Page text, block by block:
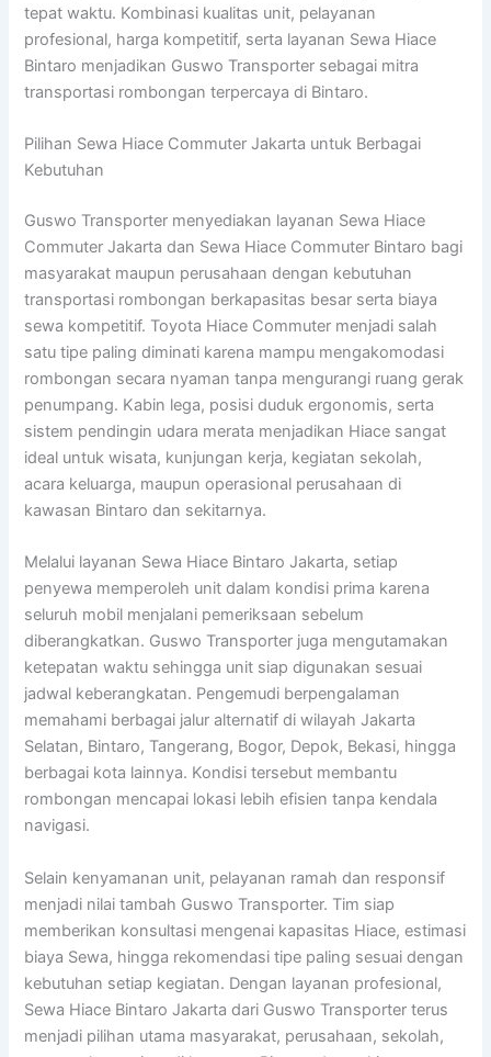
tepat waktu. Kombinasi kualitas unit, pelayanan
profesional, harga kompetitif, serta layanan Sewa Hiace
Bintaro menjadikan Guswo Transporter sebagai mitra
transportasi rombongan terpercaya di Bintaro.
Pilihan Sewa Hiace Commuter Jakarta untuk Berbagai
Kebutuhan
Guswo Transporter menyediakan layanan Sewa Hiace
Commuter Jakarta dan Sewa Hiace Commuter Bintaro bagi
masyarakat maupun perusahaan dengan kebutuhan
transportasi rombongan berkapasitas besar serta biaya
sewa kompetitif. Toyota Hiace Commuter menjadi salah
satu tipe paling diminati karena mampu mengakomodasi
rombongan secara nyaman tanpa mengurangi ruang gerak
penumpang. Kabin lega, posisi duduk ergonomis, serta
sistem pendingin udara merata menjadikan Hiace sangat
ideal untuk wisata, kunjungan kerja, kegiatan sekolah,
acara keluarga, maupun operasional perusahaan di
kawasan Bintaro dan sekitarnya.
Melalui layanan Sewa Hiace Bintaro Jakarta, setiap
penyewa memperoleh unit dalam kondisi prima karena
seluruh mobil menjalani pemeriksaan sebelum
diberangkatkan. Guswo Transporter juga mengutamakan
ketepatan waktu sehingga unit siap digunakan sesuai
jadwal keberangkatan. Pengemudi berpengalaman
memahami berbagai jalur alternatif di wilayah Jakarta
Selatan, Bintaro, Tangerang, Bogor, Depok, Bekasi, hingga
berbagai kota lainnya. Kondisi tersebut membantu
rombongan mencapai lokasi lebih efisien tanpa kendala
navigasi.
Selain kenyamanan unit, pelayanan ramah dan responsif
menjadi nilai tambah Guswo Transporter. Tim siap
memberikan konsultasi mengenai kapasitas Hiace, estimasi
biaya Sewa, hingga rekomendasi tipe paling sesuai dengan
kebutuhan setiap kegiatan. Dengan layanan profesional,
Sewa Hiace Bintaro Jakarta dari Guswo Transporter terus
menjadi pilihan utama masyarakat, perusahaan, sekolah,